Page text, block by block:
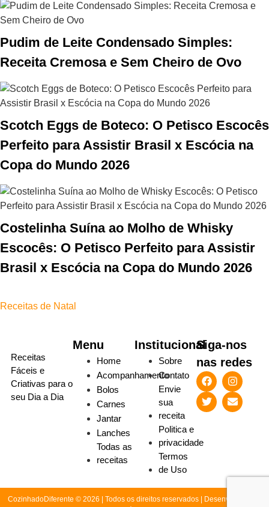
Pudim de Leite Condensado Simples:
Receita Cremosa e Sem Cheiro de Ovo
Scotch Eggs de Boteco: O Petisco Escocês
Perfeito para Assistir Brasil x Escócia na
Copa do Mundo 2026
Costelinha Suína ao Molho de Whisky
Escocês: O Petisco Perfeito para Assistir
Brasil x Escócia na Copa do Mundo 2026
Receitas de Natal
Receitas
Fáceis e
Criativas para o
seu Dia a Dia
Menu
Home
Acompanhamento
Bolos
Carnes
Jantar
Lanches
Todas as
receitas
Institucional
Sobre
Contato
Envie
sua
receita
Politica e
privacidade
Termos
de Uso
Siga-nos
nas redes
CozinhadoDiferente © 2026 | Todos os direitos reservados | Desenvolvido por